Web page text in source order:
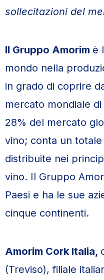
sollecitazioni del
Il Gruppo Amorim è
mondo nella
in grado di coprire
mercato mondiale
28% del mercato
vino; conta un
distribuite nei
vino. Il Gruppo
Paesi e ha le sue
cinque continenti.
Amorim Cork Italia,
(Treviso), filiale